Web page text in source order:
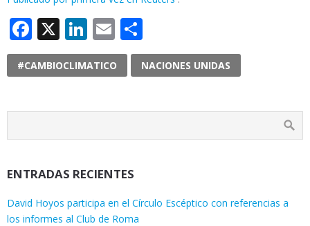
Facebook
X LinkedIn
Email
#CAMBIOCLIMATICO NACIONES UNIDAS
ENTRADAS RECIENTES
David Hoyos participa en el Círculo Escéptico con referencias a
los informes al Club de Roma